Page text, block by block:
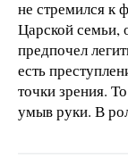
не стремился к
Царской семьи,
предпочел
есть
точки зрения.
умыв руки. В